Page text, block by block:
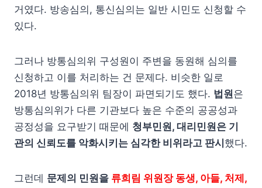
거였다. 방송심의, 통신심의는 일반 시민도 신청할 수
있다.
그러나 방통심의위 구성원이 주변을 동원해 심의를
신청하고 이를 처리하는 건 문제다. 비슷한 일로
2018년 방통심의위 팀장이 파면되기도 했다. 법원은
방통심의위가 다른 기관보다 높은 수준의 공공성과
공정성을 요구받기 때문에 청부민원, 대리민원은 기
관의 신뢰도를 악화시키는 심각한 비위라고 판시 했다.
그런데 문제의 민원을 류희림 위원장 동생, 아들, 처제,